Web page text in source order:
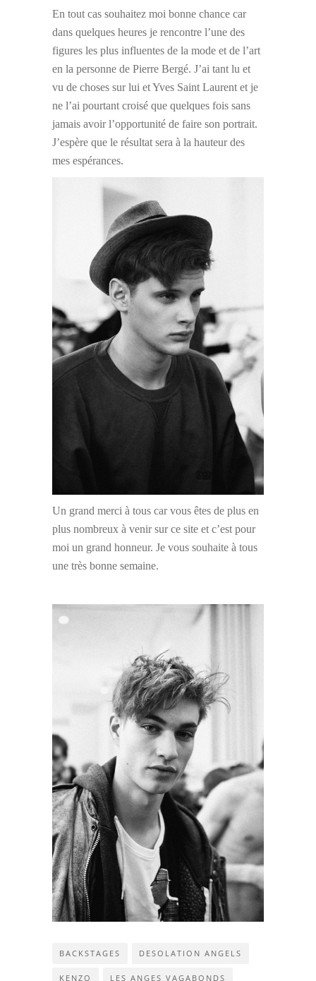
En tout cas souhaitez moi bonne chance car
dans quelques heures je rencontre l’une des
figures les plus influentes de la mode et de l’art
en la personne de Pierre Bergé. J’ai tant lu et
vu de choses sur lui et Yves Saint Laurent et je
ne l’ai pourtant croisé que quelques fois sans
jamais avoir l’opportunité de faire son portrait.
J’espère que le résultat sera à la hauteur des
mes espérances.
Un grand merci à tous car vous êtes de plus en
plus nombreux à venir sur ce site et c’est pour
moi un grand honneur. Je vous souhaite à tous
une très bonne semaine.
BACKSTAGES DESOLATION ANGELS
KENZO LES ANGES VAGABONDS